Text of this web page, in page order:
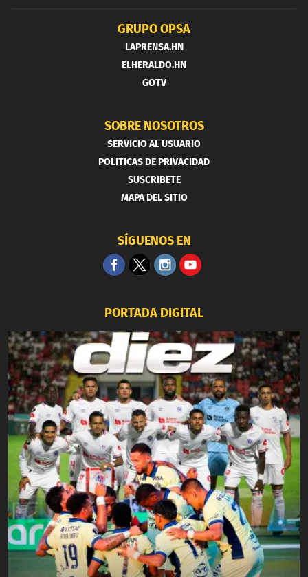
GRUPO OPSA
LAPRENSA.HN
ELHERALDO.HN
GOTV
SOBRE NOSOTROS
SERVICIO AL USUARIO
POLITICAS DE PRIVACIDAD
SUSCRIBETE
MAPA DEL SITIO
SÍGUENOS EN
PORTADA DIGITAL